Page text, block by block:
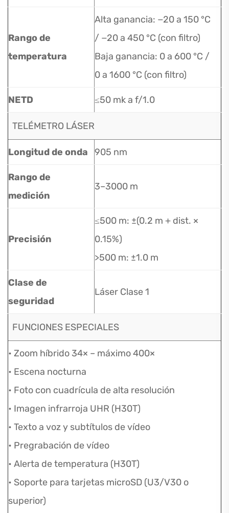
Rango de
temperatura
Alta ganancia: −20 a 150 °C
/ −20 a 450 °C (con filtro)
Baja ganancia: 0 a 600 °C /
0 a 1600 °C (con filtro)
NETD ≤50 mk a f/1.0
TELÉMETRO LÁSER
Longitud de onda 905 nm
Rango de
medición
3–3000 m
Precisión
≤500 m: ±(0.2 m + dist. ×
0.15%)
>500 m: ±1.0 m
Clase de
seguridad
Láser Clase 1
FUNCIONES ESPECIALES
• Zoom híbrido 34× – máximo 400×
• Escena nocturna
• Foto con cuadrícula de alta resolución
• Imagen infrarroja UHR (H30T)
• Texto a voz y subtítulos de vídeo
• Pregrabación de vídeo
• Alerta de temperatura (H30T)
• Soporte para tarjetas microSD (U3/V30 o
superior)